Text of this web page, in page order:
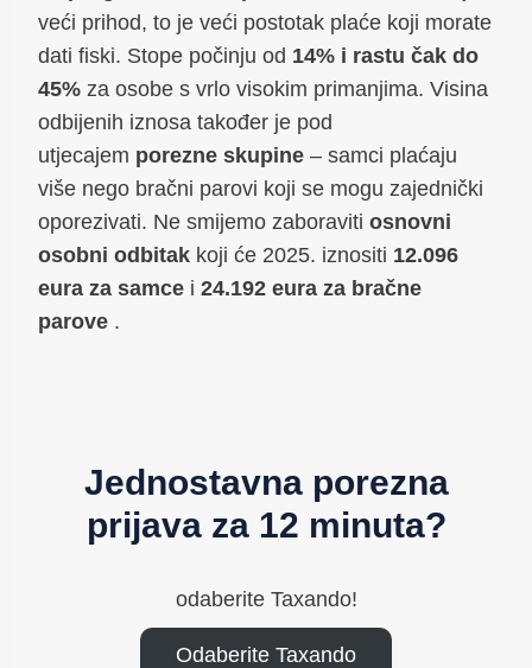
veći prihod, to je veći postotak plaće koji morate
dati fiski. Stope počinju od 14% i rastu čak do
45% za osobe s vrlo visokim primanjima. Visina
odbijenih iznosa također je pod
utjecajem porezne skupine – samci plaćaju
više nego bračni parovi koji se mogu zajednički
oporezivati. Ne smijemo zaboraviti osnovni
osobni odbitak koji će 2025. iznositi 12.096
eura za samce i 24.192 eura za bračne
parove .
Jednostavna porezna
prijava za 12 minuta?
odaberite Taxando!
Odaberite Taxando